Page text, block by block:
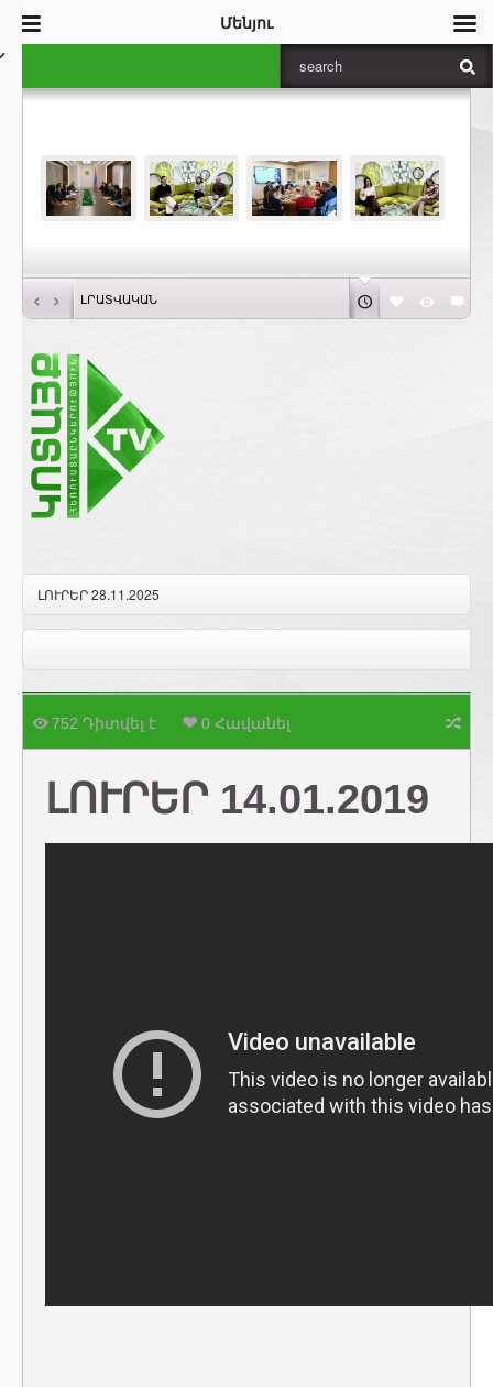
‹ › ԼՐԱՏՎԱԿԱՆ
ԼՈՒՐԵՐ 28.11.2025
752 Դիտվել է 0 Հավանել
ԼՈՒՐԵՐ 14.01.2019
Մենյու